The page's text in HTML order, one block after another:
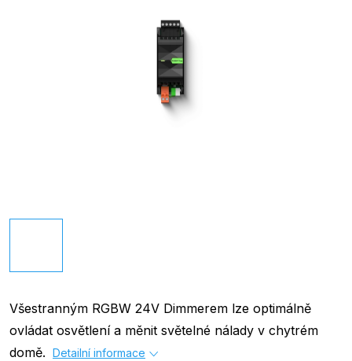
Všestranným RGBW 24V Dimmerem lze optimálně
ovládat osvětlení a měnit světelné nálady v chytrém
domě. Detailní informace